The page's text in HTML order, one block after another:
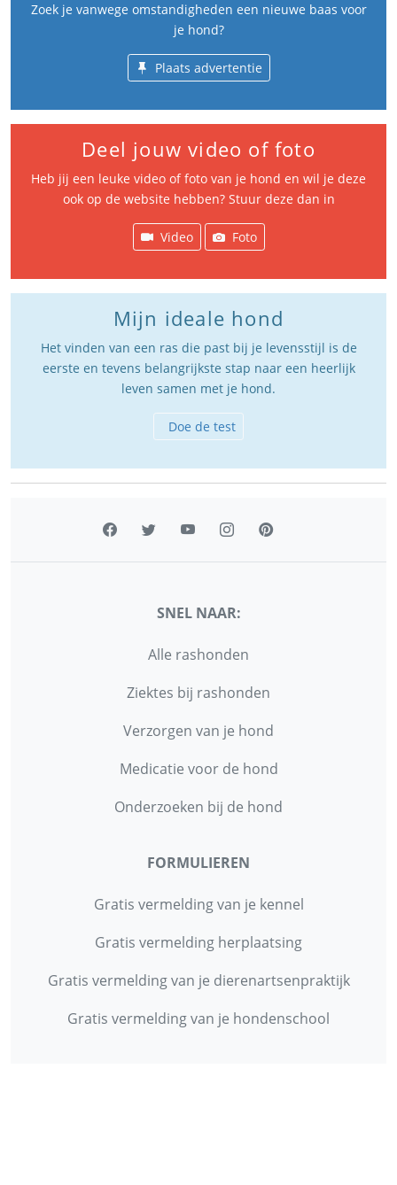
Zoek je vanwege omstandigheden een nieuwe baas voor
je hond?
Plaats advertentie
Deel jouw video of foto
Heb jij een leuke video of foto van je hond en wil je deze
ook op de website hebben? Stuur deze dan in
Video Foto
Mijn ideale hond
Het vinden van een ras die past bij je levensstijl is de
eerste en tevens belangrijkste stap naar een heerlijk
leven samen met je hond.
Doe de test
SNEL NAAR:
Alle rashonden
Ziektes bij rashonden
Verzorgen van je hond
Medicatie voor de hond
Onderzoeken bij de hond
FORMULIEREN
Gratis vermelding van je kennel
Gratis vermelding herplaatsing
Gratis vermelding van je dierenartsenpraktijk
Gratis vermelding van je hondenschool